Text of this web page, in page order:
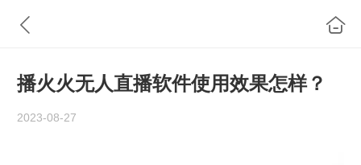
播火火无人直播软件使用效果怎样？
2023-08-27